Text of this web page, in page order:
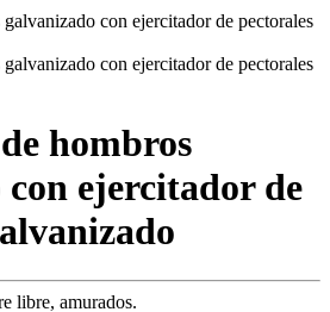
hombros
ejercitador de
libre, amurados.